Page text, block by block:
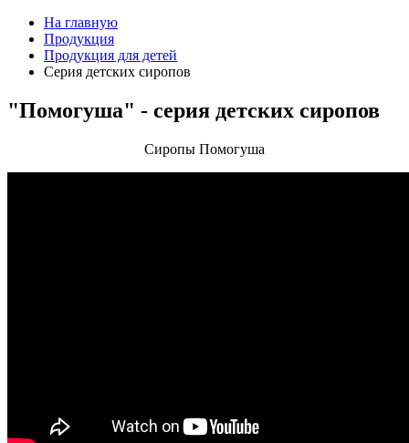
На главную
Продукция
Продукция для детей
Серия детских сиропов
"Помогуша" - серия детских сиропов
Сиропы Помогуша